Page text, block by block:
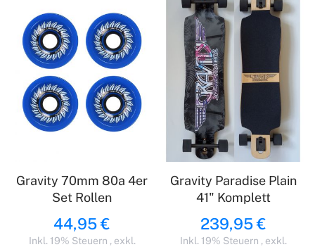
Gravity 70mm 80a 4er
Set Rollen
44,95 €
Inkl. 19% Steuern , exkl.
Gravity Paradise Plain
41" Komplett
239,95 €
Inkl. 19% Steuern , exkl.